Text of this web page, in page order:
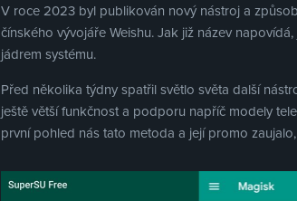
V roce 2023 byl publikován nový nástroj a
čínského vývojáře Weishu. Jak již název
jádrem systému.
Před několika týdny spatřil světlo světa další
ještě větší funkčnost a podporu napříč modely
první pohled nás tato metoda a její promo